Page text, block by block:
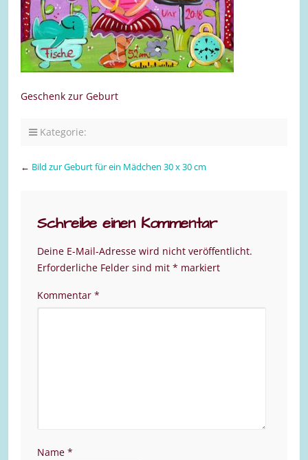
Geschenk zur Geburt
Kategorie:
← Bild zur Geburt für ein Mädchen 30 x 30 cm
Schreibe einen Kommentar
Deine E-Mail-Adresse wird nicht veröffentlicht.
Erforderliche Felder sind mit * markiert
Kommentar *
Name *